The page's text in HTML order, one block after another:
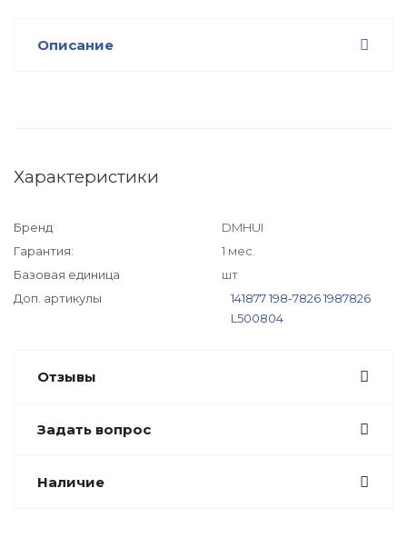
Описание
Характеристики
Бренд
DMHUI
Гарантия:
1 мес.
Базовая единица
шт
Доп. артикулы
141877198-78261987826
L500804
Отзывы
Задать вопрос
Наличие